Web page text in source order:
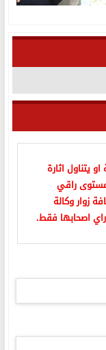
يتناول اثارة
راقي
زوار وكالة
راي اصحابها فقط.